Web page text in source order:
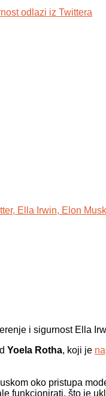
Ella Irwin, Elon
i sigurnost Ella
Yoela Rotha, koji je
oko pristupa
funkcionirati, što je